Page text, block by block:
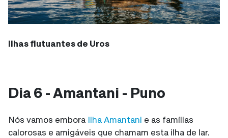
Ilhas flutuantes de Uros
Dia 6 - Amantani - Puno
Nós vamos embora Ilha Amantani e as famílias
calorosas e amigáveis que chamam esta ilha de lar.